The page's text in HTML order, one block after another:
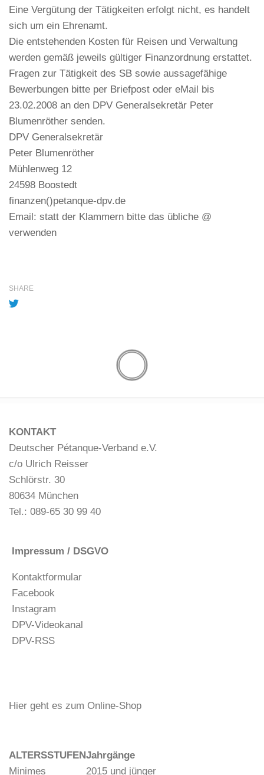
Eine Vergütung der Tätigkeiten erfolgt nicht, es handelt
sich um ein Ehrenamt.
Die entstehenden Kosten für Reisen und Verwaltung
werden gemäß jeweils gültiger Finanzordnung erstattet.
Fragen zur Tätigkeit des SB sowie aussagefähige
Bewerbungen bitte per Briefpost oder eMail bis
23.02.2008 an den DPV Generalsekretär Peter
Blumenröther senden.
DPV Generalsekretär
Peter Blumenröther
Mühlenweg 12
24598 Boostedt
finanzen()petanque-dpv.de
Email: statt der Klammern bitte das übliche @
verwenden
SHARE
KONTAKT
Deutscher Pétanque-Verband e.V.
c/o Ulrich Reisser
Schlörstr. 30
80634 München
Tel.: 089-65 30 99 40
Impressum / DSGVO
Kontaktformular
Facebook
Instagram
DPV-Videokanal
DPV-RSS
Hier geht es zum Online-Shop
ALTERSSTUFENJahrgänge
Minimes
2015 und jünger